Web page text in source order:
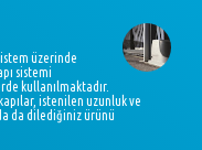
üzerinde
sistemi
kullanılmaktadır.
istenilen uzunluk ve
da dilediğiniz ürünü